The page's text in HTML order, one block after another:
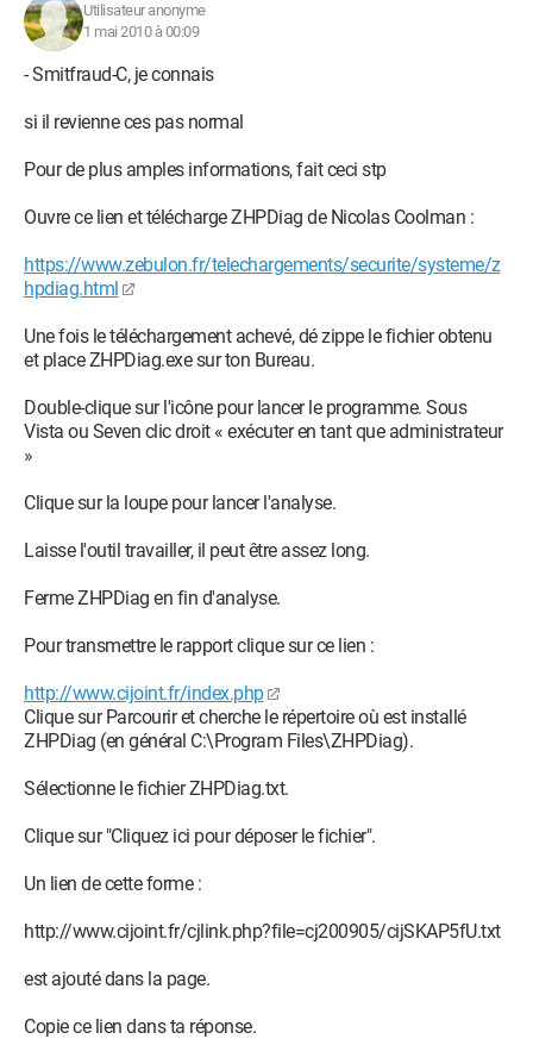
Utilisateur anonyme
1 mai 2010 à 00:09
- Smitfraud-C, je connais
si il revienne ces pas normal
Pour de plus amples informations, fait ceci stp
Ouvre ce lien et télécharge ZHPDiag de Nicolas Coolman :
https://www.zebulon.fr/telechargements/securite/systeme/z
hpdiag.html
Une fois le téléchargement achevé, dé zippe le fichier obtenu
et place ZHPDiag.exe sur ton Bureau.
Double-clique sur l'icône pour lancer le programme. Sous
Vista ou Seven clic droit « exécuter en tant que administrateur
»
Clique sur la loupe pour lancer l'analyse.
Laisse l'outil travailler, il peut être assez long.
Ferme ZHPDiag en fin d'analyse.
Pour transmettre le rapport clique sur ce lien :
http://www.cijoint.fr/index.php
Clique sur Parcourir et cherche le répertoire où est installé
ZHPDiag (en général C:\Program Files\ZHPDiag).
Sélectionne le fichier ZHPDiag.txt.
Clique sur "Cliquez ici pour déposer le fichier".
Un lien de cette forme :
http://www.cijoint.fr/cjlink.php?file=cj200905/cijSKAP5fU.txt
est ajouté dans la page.
Copie ce lien dans ta réponse.